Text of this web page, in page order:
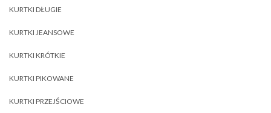
KURTKI DŁUGIE
KURTKI JEANSOWE
KURTKI KRÓTKIE
KURTKI PIKOWANE
KURTKI PRZEJŚCIOWE